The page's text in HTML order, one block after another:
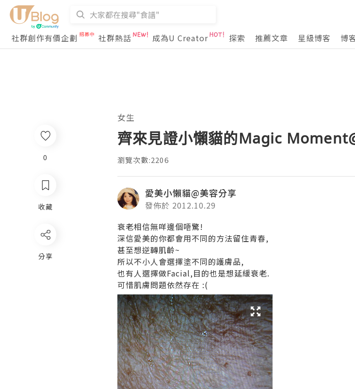
社群創作有價企劃
社群熱話 成為U Creator 探索 推薦文章 星級博客 博
0
收藏
分享
女生
齊來見證小懶貓的Magic
瀏覽次數:2206
愛美小懶貓@美容分享
發佈於 2012.10.29
衰老相信無咩邊個唔驚!
深信愛美的你都會用不同的方法留住青春,
甚至想逆轉肌齡~
所以不小人會選擇塗不同的護膚品,
也有人選擇做Facial,目的也是想延緩衰老.
可惜肌膚問題依然存在 :(